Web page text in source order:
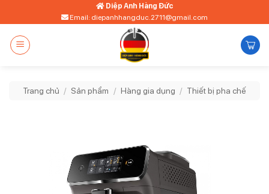
qua
dung
Diệp Anh Hàng Đức
Email: diepanhhangduc.2711@gmail.com
Trang chủ / Sản phẩm / Hàng gia dụng / Thiết bị pha chế